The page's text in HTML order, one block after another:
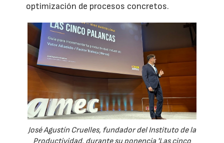
optimización de procesos concretos.
José Agustín Cruelles, fundador del Instituto de la